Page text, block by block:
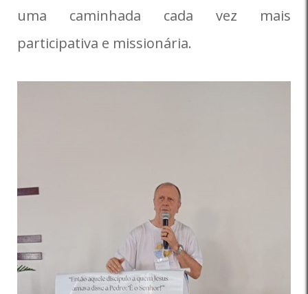
uma caminhada cada vez mais
participativa e missionária.